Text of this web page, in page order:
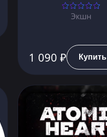
Экшн
1 090 ₽ Купить